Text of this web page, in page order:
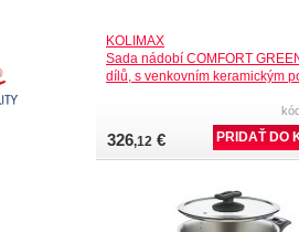
KOLIMAX
Sada nádobí COMFORT
dílů, s venkovním keramickým
326,12 €